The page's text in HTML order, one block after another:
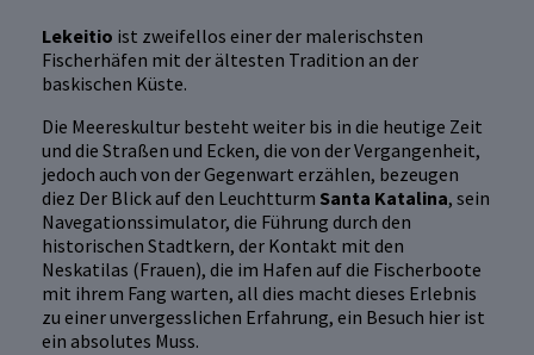
Lekeitio ist zweifellos einer der malerischsten
Fischerhäfen mit der ältesten Tradition an der
baskischen Küste.
Die Meereskultur besteht weiter bis in die heutige Zeit
und die Straßen und Ecken, die von der Vergangenheit,
jedoch auch von der Gegenwart erzählen, bezeugen
diez Der Blick auf den Leuchtturm Santa Katalina, sein
Navegationssimulator, die Führung durch den
historischen Stadtkern, der Kontakt mit den
Neskatilas (Frauen), die im Hafen auf die Fischerboote
mit ihrem Fang warten, all dies macht dieses Erlebnis
zu einer unvergesslichen Erfahrung, ein Besuch hier ist
ein absolutes Muss.